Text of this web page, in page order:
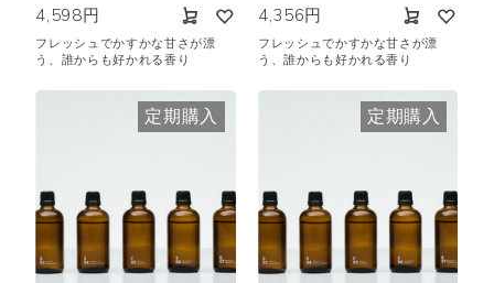
4,598円
フレッシュでかすかな甘さが漂
う、誰からも好かれる香り
4,356円
フレッシュでかすかな甘さが漂
う、誰からも好かれる香り
定期購入 定期購入